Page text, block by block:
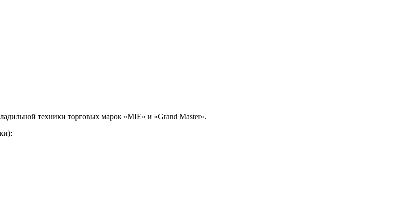
техники торговых марок «MIE» и «Grand Master».